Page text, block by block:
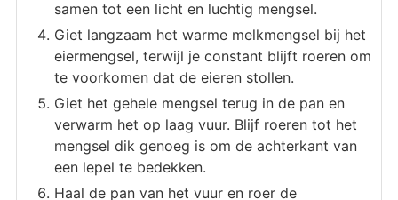
samen tot een licht en luchtig mengsel.
Giet langzaam het warme melkmengsel bij het
eiermengsel, terwijl je constant blijft roeren om
te voorkomen dat de eieren stollen.
Giet het gehele mengsel terug in de pan en
verwarm het op laag vuur. Blijf roeren tot het
mengsel dik genoeg is om de achterkant van
een lepel te bedekken.
Haal de pan van het vuur en roer de